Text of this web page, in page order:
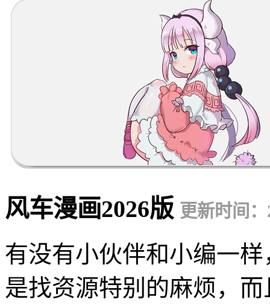
风车漫画2026版 更新时间
有没有小伙伴和小编一
是找资源特别的麻烦，